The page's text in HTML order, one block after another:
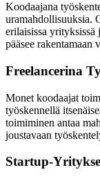
Koodaajana
uramahdollisuuksia.
erilaisissa yrityksissä
pääsee rakentamaan
Freelancerina
Monet koodaajat
työskennellä
toimiminen antaa
joustavaan
Startup-